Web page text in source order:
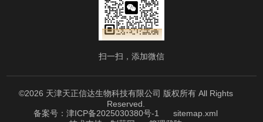
扫一扫，添加微信
©2026 天津天正信达生物科技有限公司 版权所有 All Rights
Reserved.
备案号：津ICP备2025030380号-1
sitemap.xml